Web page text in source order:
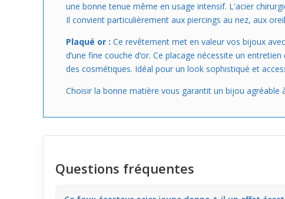
une bonne tenue même en usage intensif. L'acier
Il convient particulièrement aux piercings au nez, aux
Plaqué or : Ce revêtement met en valeur vos bijoux
d’une fine couche d’or. Ce placage nécessite un
des cosmétiques. Idéal pour un look sophistiqué et
Choisir la bonne matière vous garantit un bijou
Questions fréquentes